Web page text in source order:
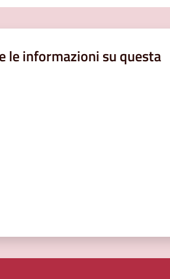
le informazioni su questa